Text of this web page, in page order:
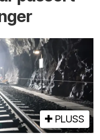
PLUSS